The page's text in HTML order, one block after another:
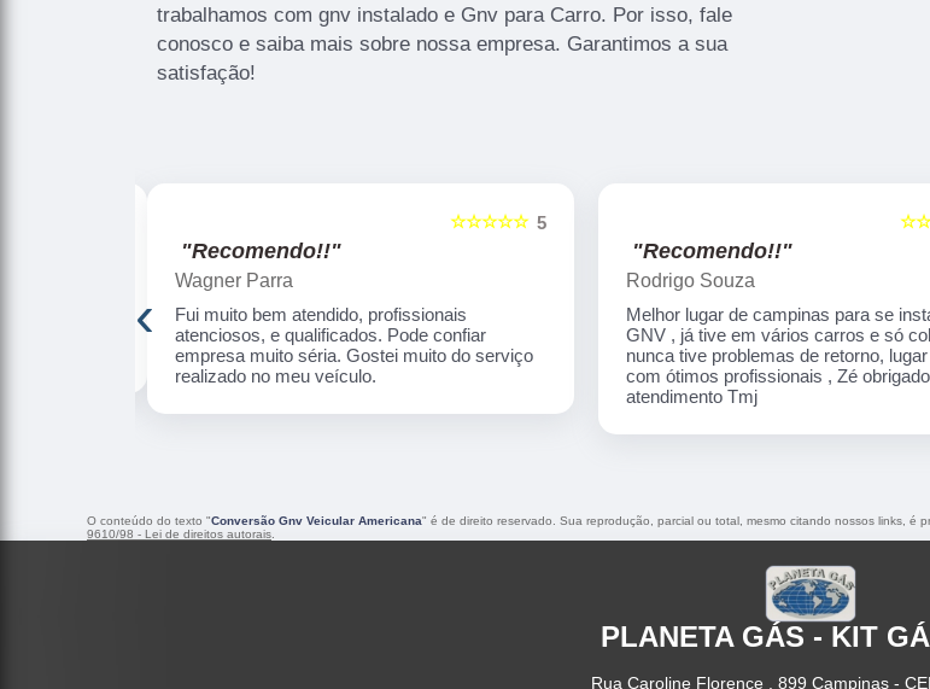
trabalhamos com gnv instalado e Gnv para Carro. Por isso, fale
conosco e saiba mais sobre nossa empresa. Garantimos a sua
satisfação!
5
☆☆☆☆☆
"Recomendo!!"
Wagner Parra
Fui muito bem atendido, profissionais
atenciosos, e qualificados. Pode confiar
empresa muito séria. Gostei muito do serviço
realizado no meu veículo.
"Recomendo!!"
Rodrigo Souza
Melhor lugar de campinas para se
GNV , já tive em vários carros e só
nunca tive problemas de retorno,
com ótimos profissionais , Zé
atendimento Tmj
‹
O conteúdo do texto "Conversão Gnv Veicular Americana" é de direito reservado. Sua reprodução, parcial ou total, mesmo citando nossos links,
9610/98 - Lei de direitos autorais.
PLANETA GÁS - KIT
Rua Caroline Florence , 899 Campinas -